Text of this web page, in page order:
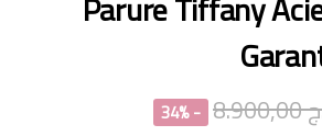
8.900,00
- 34%